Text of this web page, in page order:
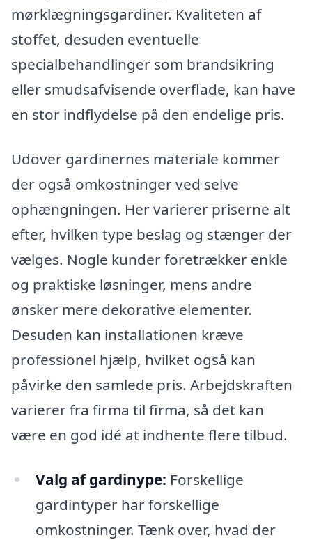
mørklægningsgardiner. Kvaliteten af
stoffet, desuden eventuelle
specialbehandlinger som brandsikring
eller smudsafvisende overflade, kan have
en stor indflydelse på den endelige pris.
Udover gardinernes materiale kommer
der også omkostninger ved selve
ophængningen. Her varierer priserne alt
efter, hvilken type beslag og stænger der
vælges. Nogle kunder foretrækker enkle
og praktiske løsninger, mens andre
ønsker mere dekorative elementer.
Desuden kan installationen kræve
professionel hjælp, hvilket også kan
påvirke den samlede pris. Arbejdskraften
varierer fra firma til firma, så det kan
være en god idé at indhente flere tilbud.
Valg af gardinype: Forskellige
gardintyper har forskellige
omkostninger. Tænk over, hvad der